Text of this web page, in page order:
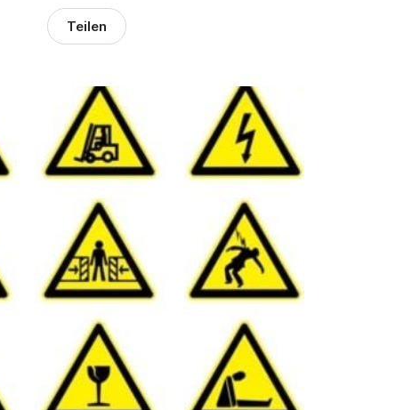
Teilen